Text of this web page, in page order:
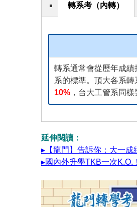
轉系考（內轉）
轉系通常會從歷年成
系的標準。頂大各系
10% ，台大工管系同
延伸閱讀：
▸【龍門】告訴你：大一成
▸國內外升學TKB一次K.O.